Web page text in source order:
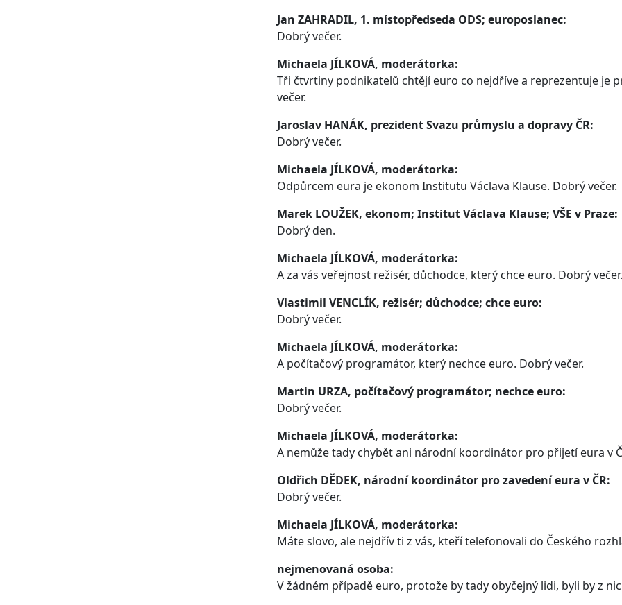
Jan ZAHRADIL, 1. místopředseda ODS; europoslanec:
Dobrý večer.
Michaela JÍLKOVÁ, moderátorka:
Tři čtvrtiny podnikatelů chtějí euro co nejdříve a reprezentuje je
večer.
Jaroslav HANÁK, prezident Svazu průmyslu a dopravy ČR:
Dobrý večer.
Michaela JÍLKOVÁ, moderátorka:
Odpůrcem eura je ekonom Institutu Václava Klause. Dobrý večer.
Marek LOUŽEK, ekonom; Institut Václava Klause; VŠE v Praze:
Dobrý den.
Michaela JÍLKOVÁ, moderátorka:
A za vás veřejnost režisér, důchodce, který chce euro. Dobrý večer.
Vlastimil VENCLÍK, režisér; důchodce; chce euro:
Dobrý večer.
Michaela JÍLKOVÁ, moderátorka:
A počítačový programátor, který nechce euro. Dobrý večer.
Martin URZA, počítačový programátor; nechce euro:
Dobrý večer.
Michaela JÍLKOVÁ, moderátorka:
A nemůže tady chybět ani národní koordinátor pro přijetí eura v
Oldřich DĚDEK, národní koordinátor pro zavedení eura v ČR:
Dobrý večer.
Michaela JÍLKOVÁ, moderátorka:
Máte slovo, ale nejdřív ti z vás, kteří telefonovali do Českého
nejmenovaná osoba:
V žádném případě euro, protože by tady obyčejný lidi, byli by z